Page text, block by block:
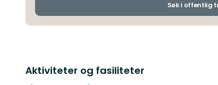
Søk i offentlig
Aktiviteter og fasiliteter